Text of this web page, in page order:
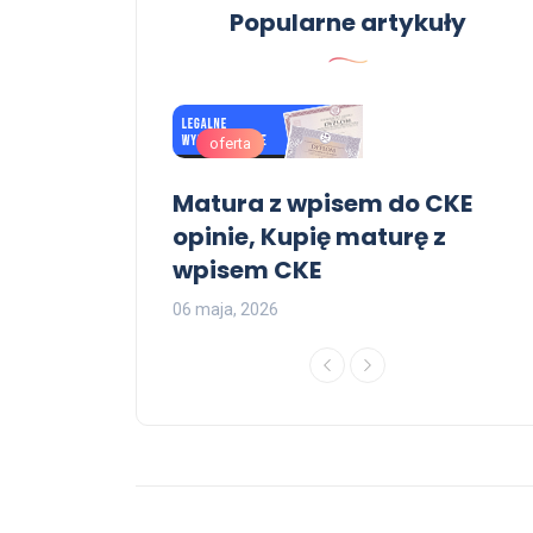
Kup dyplom licencjat ,
Kupię dyplom licencjat
09 czerwca, 2026
Popularne artykuły
oferta
Matura z wpisem do CKE
opinie, Kupię maturę z
wpisem CKE
06 maja, 2026